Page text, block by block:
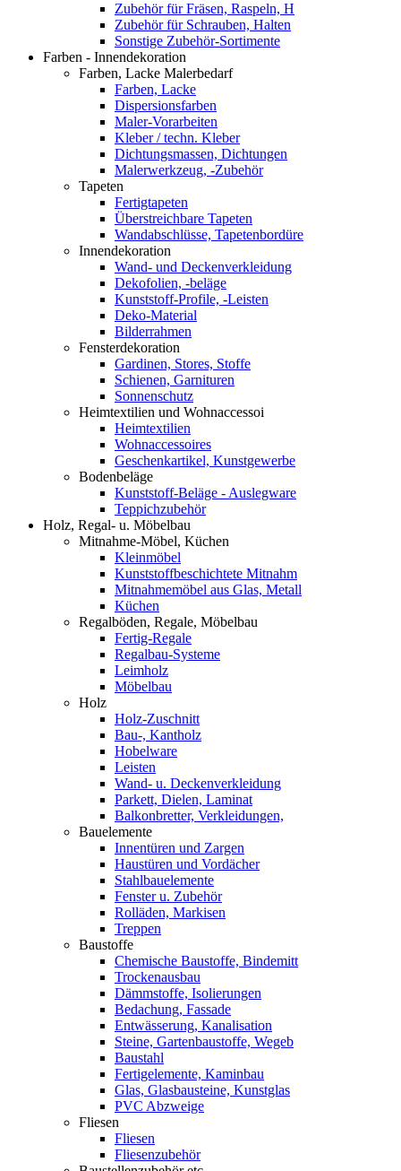
Zubehör für Fräsen, Raspeln, H
Zubehör für Schrauben, Halten
Sonstige Zubehör-Sortimente
Farben - Innendekoration
Farben, Lacke Malerbedarf
Farben, Lacke
Dispersionsfarben
Maler-Vorarbeiten
Kleber / techn. Kleber
Dichtungsmassen, Dichtungen
Malerwerkzeug, -Zubehör
Tapeten
Fertigtapeten
Überstreichbare Tapeten
Wandabschlüsse, Tapetenbordüre
Innendekoration
Wand- und Deckenverkleidung
Dekofolien, -beläge
Kunststoff-Profile, -Leisten
Deko-Material
Bilderrahmen
Fensterdekoration
Gardinen, Stores, Stoffe
Schienen, Garnituren
Sonnenschutz
Heimtextilien und Wohnaccessoi
Heimtextilien
Wohnaccessoires
Geschenkartikel, Kunstgewerbe
Bodenbeläge
Kunststoff-Beläge - Auslegware
Teppichzubehör
Holz, Regal- u. Möbelbau
Mitnahme-Möbel, Küchen
Kleinmöbel
Kunststoffbeschichtete Mitnahm
Mitnahmemöbel aus Glas, Metall
Küchen
Regalböden, Regale, Möbelbau
Fertig-Regale
Regalbau-Systeme
Leimholz
Möbelbau
Holz
Holz-Zuschnitt
Bau-, Kantholz
Hobelware
Leisten
Wand- u. Deckenverkleidung
Parkett, Dielen, Laminat
Balkonbretter, Verkleidungen,
Bauelemente
Innentüren und Zargen
Haustüren und Vordächer
Stahlbauelemente
Fenster u. Zubehör
Rolläden, Markisen
Treppen
Baustoffe
Chemische Baustoffe, Bindemitt
Trockenausbau
Dämmstoffe, Isolierungen
Bedachung, Fassade
Entwässerung, Kanalisation
Steine, Gartenbaustoffe, Wegeb
Baustahl
Fertigelemente, Kaminbau
Glas, Glasbausteine, Kunstglas
PVC Abzweige
Fliesen
Fliesen
Fliesenzubehör